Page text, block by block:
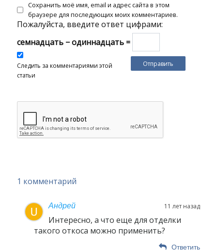
Сохранить моё имя, email и адрес сайта в этом
браузере для последующих моих комментариев.
Пожалуйста, введите ответ цифрами:
семнадцать − одиннадцать =
Следить за комментариями этой
статьи
1 комментарий
Андрей 11 лет назад
Интересно, а что еще для отделки
такого откоса можно применить?
Ответить